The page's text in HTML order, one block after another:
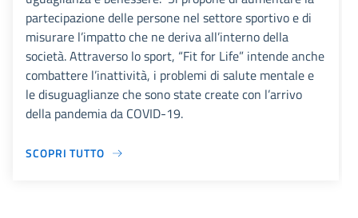
partecipazione delle persone nel settore sportivo e di
misurare l’impatto che ne deriva all’interno della
società. Attraverso lo sport, “Fit for Life” intende anche
combattere l’inattività, i problemi di salute mentale e
le disuguaglianze che sono state create con l’arrivo
della pandemia da COVID-19.
SCOPRI TUTTO